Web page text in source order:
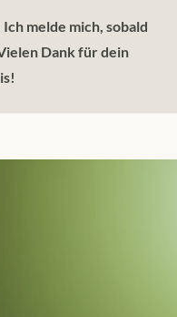
melde mich, sobald
Dank für dein